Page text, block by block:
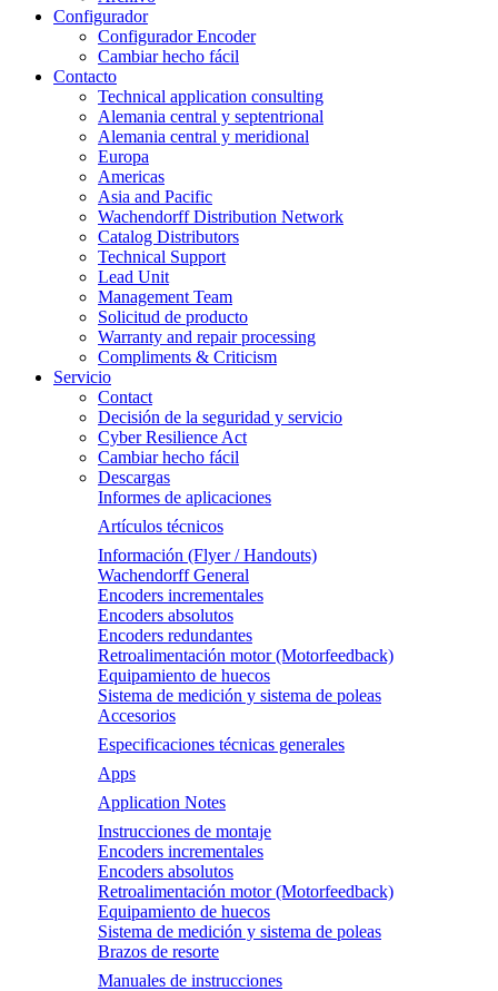
Configurador
Configurador Encoder
Cambiar hecho fácil
Contacto
Technical application consulting
Alemania central y septentrional
Alemania central y meridional
Europa
Americas
Asia and Pacific
Wachendorff Distribution Network
Catalog Distributors
Technical Support
Lead Unit
Management Team
Solicitud de producto
Warranty and repair processing
Compliments & Criticism
Servicio
Contact
Decisión de la seguridad y servicio
Cyber Resilience Act
Cambiar hecho fácil
Descargas
Informes de aplicaciones
Artículos técnicos
Información (Flyer / Handouts)
Wachendorff General
Encoders incrementales
Encoders absolutos
Encoders redundantes
Retroalimentación motor (Motorfeedback)
Equipamiento de huecos
Sistema de medición y sistema de poleas
Accesorios
Especificaciones técnicas generales
Apps
Application Notes
Instrucciones de montaje
Encoders incrementales
Encoders absolutos
Retroalimentación motor (Motorfeedback)
Equipamiento de huecos
Sistema de medición y sistema de poleas
Brazos de resorte
Manuales de instrucciones